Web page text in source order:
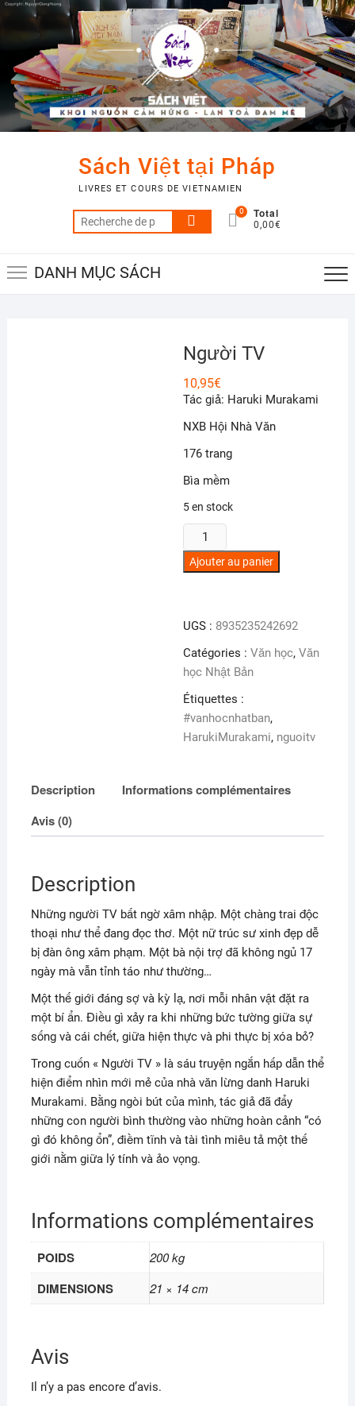
Skip
content
Sách Việt tại Pháp
LIVRES ET COURS DE VIETNAMIEN
Recherche
pour :
0 Total
0,00€
DANH MỤC SÁCH
Người TV
10,95€
Tác giả: Haruki Murakami
NXB Hội Nhà Văn
176 trang
Bìa mềm
5 en stock
quantité
de
Người
Ajouter au panier
UGS : 8935235242692
Catégories :Văn học,Văn
học Nhật Bản
Étiquettes :
#vanhocnhatban,
HarukiMurakami, nguoitv
Description
Informations complémentaires
Avis (0)
Description
Những người TV bất ngờ xâm nhập. Một chàng trai độc
thoại như thể đang đọc thơ. Một nữ trúc sư xinh đẹp dễ
bị đàn ông xâm phạm. Một bà nội trợ đã không ngủ 17
ngày mà vẫn tỉnh táo như thường…
Một thế giới đáng sợ và kỳ lạ, nơi mỗi nhân vật đặt ra
một bí ẩn. Điều gì xảy ra khi những bức tường giữa sự
sống và cái chết, giữa hiện thực và phi thực bị xóa bỏ?
Trong cuốn « Người TV » là sáu truyện ngắn hấp dẫn thể
hiện điểm nhìn mới mẻ của nhà văn lừng danh Haruki
Murakami. Bằng ngòi bút của mình, tác giả đã đẩy
những con người bình thường vào những hoàn cảnh “có
gì đó không ổn”, điềm tĩnh và tài tình miêu tả một thế
giới nằm giữa lý tính và ảo vọng.
Informations complémentaires
POIDS 200 kg
DIMENSIONS 21 × 14 cm
Avis
Il n’y a pas encore d’avis.